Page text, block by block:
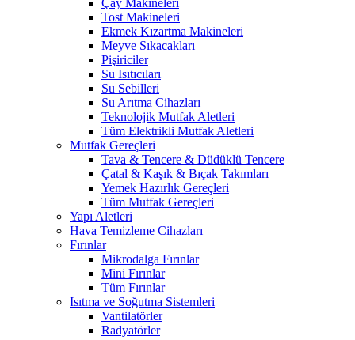
Çay Makineleri
Tost Makineleri
Ekmek Kızartma Makineleri
Meyve Sıkacakları
Pişiriciler
Su Isıtıcıları
Su Sebilleri
Su Arıtma Cihazları
Teknolojik Mutfak Aletleri
Tüm Elektrikli Mutfak Aletleri
Mutfak Gereçleri
Tava & Tencere & Düdüklü Tencere
Çatal & Kaşık & Bıçak Takımları
Yemek Hazırlık Gereçleri
Tüm Mutfak Gereçleri
Yapı Aletleri
Hava Temizleme Cihazları
Fırınlar
Mikrodalga Fırınlar
Mini Fırınlar
Tüm Fırınlar
Isıtma ve Soğutma Sistemleri
Vantilatörler
Radyatörler